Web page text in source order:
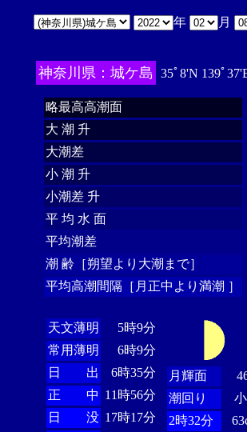
年 月
神奈川県：城ケ島 35ﾟ8'N 139ﾟ
略最高高潮面
大 潮 升
大潮差
小 潮 升
小潮差 升
平 均 水 面
平均潮差
潮 齢［朔望より大潮まで］
平均高潮間隔［月正中より満潮 ］
天文薄明
5時9分
常用薄明
6時9分
日 出
6時35分
正 中 11時56分
日 没 17時17分
月輝面
潮回り
2時32分